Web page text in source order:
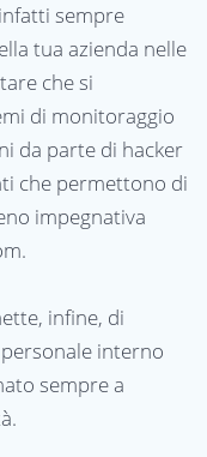
sempre
tua azienda nelle
che si
di monitoraggio
da parte di hacker
che permettono di
impegnativa
infine, di
interno
sempre a